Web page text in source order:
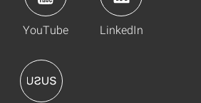
YouTube LinkedIn